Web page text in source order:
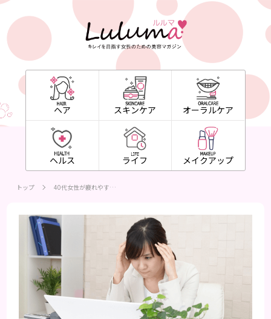
ヘア スキンケア オーラルケア
ヘルス ライフ メイクアップ
トップ 40代女性が疲れやす…